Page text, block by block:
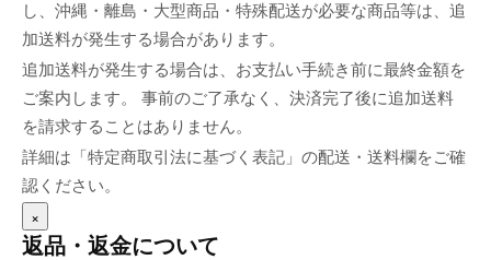
し、沖縄・離島・大型商品・特殊配送が必要な商品等は、追
加送料が発生する場合があります。
追加送料が発生する場合は、お支払い手続き前に最終金額を
ご案内します。 事前のご了承なく、決済完了後に追加送料
を請求することはありません。
詳細は「特定商取引法に基づく表記」の配送・送料欄をご確
認ください。
×
返品・返金について